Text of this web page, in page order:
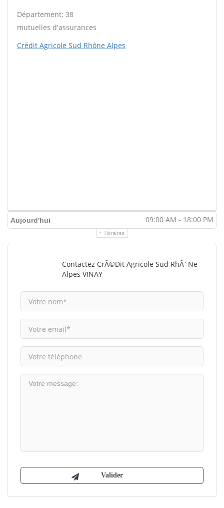
Département: 38
mutuelles d'assurances
Crédit Agricole Sud Rhône Alpes
Aujourd'hui 09:00 AM - 18:00 PM
Horaires
Contactez CrÃ©dit Agricole Sud RhÃ´ne
Alpes VINAY